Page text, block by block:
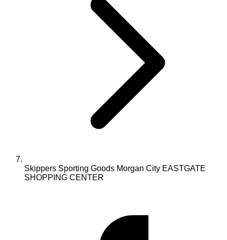
Skippers Sporting Goods Morgan City EASTGATE
SHOPPING CENTER